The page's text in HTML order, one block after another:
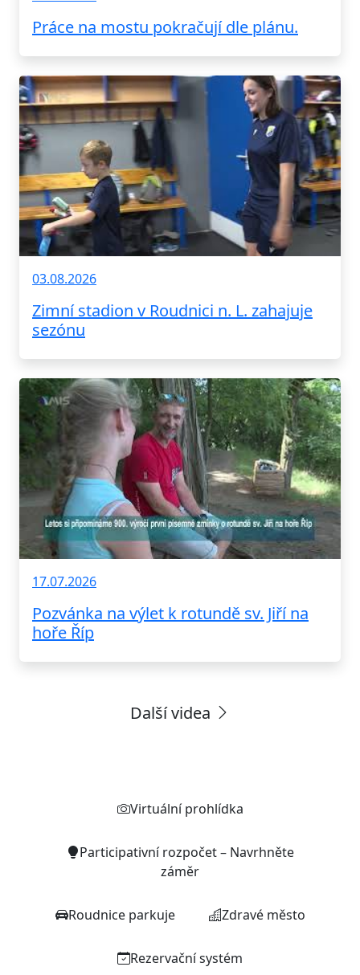
Práce na mostu pokračují dle plánu.
03.08.2026
Zimní stadion v Roudnici n. L. zahajuje
sezónu
17.07.2026
Pozvánka na výlet k rotundě sv. Jiří na
hoře Říp
Další videa
Virtuální prohlídka
Participativní rozpočet – Navrhněte
záměr
Roudnice parkuje Zdravé město
Rezervační systém